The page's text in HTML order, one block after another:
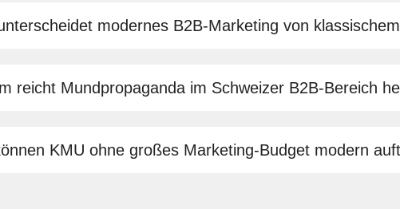
modernes B2B-Marketing von
reicht Mundpropaganda im Schweizer B2B-Bereich
KMU ohne großes Marketing-Budget modern